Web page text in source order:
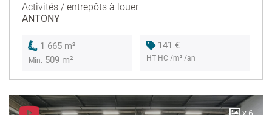
Activités / entrepôts à louer
ANTONY
1 665 m²
Min. 509 m²
141 €
HT HC /m² /an
x 6